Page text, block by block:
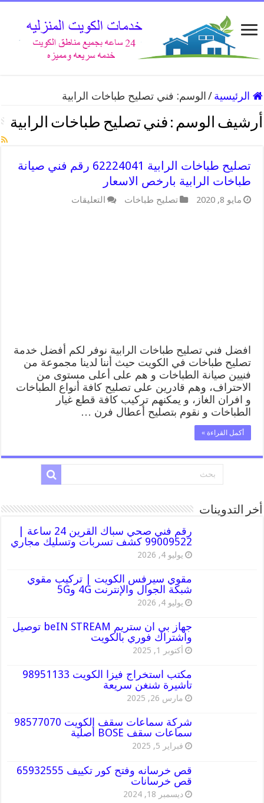
الرئيسية / الوسم: فني تصليح طباخات الرابية
أرشيف الوسم : فني تصليح طباخات الرابية
تصليح طباخات الرابية 62224041 رقم فني صيانة
طباخات الرابية بارخص الاسعار
مايو 8, 2020 تصليح طباخات التعليقات
افضل فني تصليح طباخات الرابية نوفر لكم أفضل خدمة
تصليح طباخات في الكويت حيث أننا لدينا مجموعة من
فنيين صيانة الطباخات و هم على أعلى مستوى من
الاحتراف، وهم قادرين على تصليح كافة أنواع الطباخات
و افران الغاز، و يمكنهم تركيب كافة قطع غيار
الطباخات و نقوم بتصليح أعطال فرن …
أكمل القراءة »
أخر التدوينات
رقم فني صحي سباك القرين 24 ساعة |
99009522 كشف تسربات وتسليك مجاري
يوليو 4, 2026
مقوي سيرفس الكويت | تركيب مقوي
شبكة الجوال والإنترنت 4G و5G
يوليو 4, 2026
جهاز بي ان ستريم beIN STREAM توصيل
واشتراك فوري بالكويت
أكتوبر 1, 2025
مكتب استخراج فيزا الكويت 98951133
تاشيرة شنغن سريعة
مارس 26, 2025
شركة سماعات سقف الكويت 98577070
سماعات سقف BOSE أصلية
فبراير 5, 2025
قص خرسانه وفتح كور تكييف 65932555
قص خرسانات
ديسمبر 18, 2024